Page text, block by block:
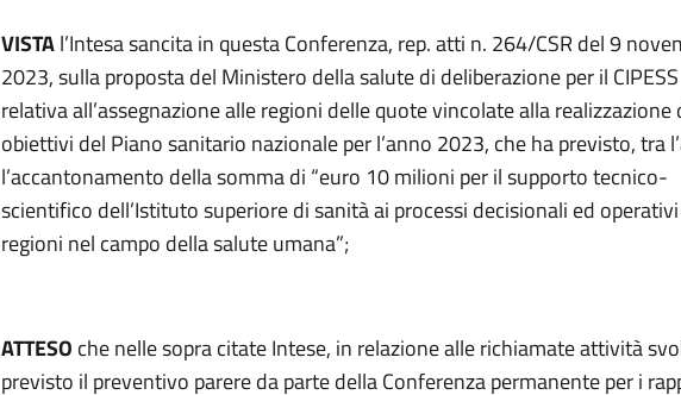
VISTAl’Intesa sancita in questa Conferenza, rep. atti n. 264/CSR del 9
2023, sulla proposta del Ministero della salute di deliberazione per il CIPESS
relativa all’assegnazione alle regioni delle quote vincolate alla realizzazione
obiettivi del Piano sanitario nazionale per l’anno 2023, che ha previsto, tra
l’accantonamento della somma di “euro 10 milioni per il supporto tecnico-
scientifico dell’Istituto superiore di sanità ai processi decisionali ed
regioni nel campo della salute umana”;
ATTESO che nelle sopra citate Intese, in relazione alle richiamate attività
previsto il preventivo parere da parte della Conferenza permanente per i